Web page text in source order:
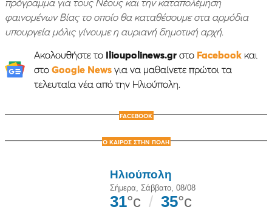
πρόγραμμα για τους Νέους και την καταπολέμηση
φαινομένων Βίας το οποίο θα καταθέσουμε στα αρμόδια
υπουργεία μόλις γίνουμε η αυριανή δημοτική αρχή.
Ακολουθήστε το Ilioupolinews.grστο Facebookκαι
στο Google Newsγια να μαθαίνετε πρώτοι τα
τελευταία νέα από την Ηλιούπολη.
FACEBOOK
Ο ΚΑΙΡΟΣ ΣΤΗΝ ΠΟΛΗ